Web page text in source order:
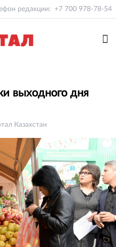
редакции: +7 700 978-78-54
выходного дня
Казахстан